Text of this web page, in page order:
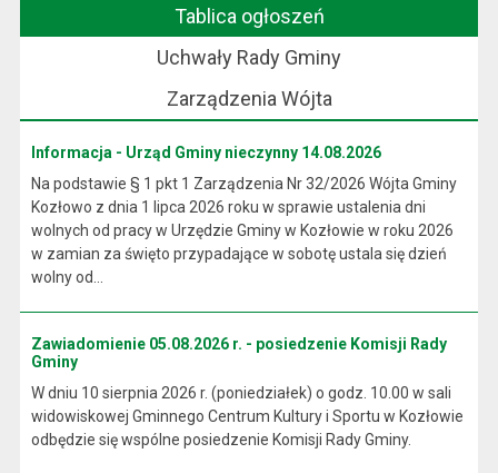
Tablica ogłoszeń
Uchwały Rady Gminy
Zarządzenia Wójta
Informacja - Urząd Gminy nieczynny 14.08.2026
Na podstawie § 1 pkt 1 Zarządzenia Nr 32/2026 Wójta Gminy
Kozłowo z dnia 1 lipca 2026 roku w sprawie ustalenia dni
wolnych od pracy w Urzędzie Gminy w Kozłowie w roku 2026
w zamian za święto przypadające w sobotę ustala się dzień
wolny od...
Zawiadomienie 05.08.2026 r. - posiedzenie Komisji Rady
Gminy
W dniu 10 sierpnia 2026 r. (poniedziałek) o godz. 10.00 w sali
widowiskowej Gminnego Centrum Kultury i Sportu w Kozłowie
odbędzie się wspólne posiedzenie Komisji Rady Gminy.